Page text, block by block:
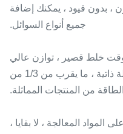
، بدون قيود ، يمكنك إضافة
جميع أنواع السوائل.
خلط قصير ، توازن عالي
للخلط ، حجم هواء عادم كبير ، فتيلة ذاتية ، ما يقرب من 1/3 من
من المنتجات المماثلة.